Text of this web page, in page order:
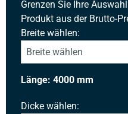
Grenzen Sie Ihre
Produkt aus der Brutto-
Breite wählen:
Länge: 4000 mm
Dicke wählen: